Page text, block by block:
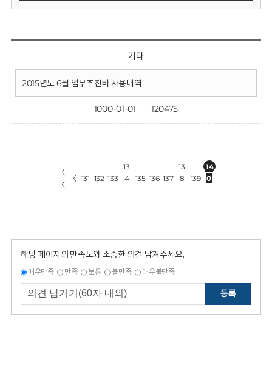
기타
2015년도 6월 업무추진비 사용내역
1000-01-01 120475
〈
〈
〈 131 132 133
13
4
135 136 137
13
8
139
14
0
해당 페이지의 만족도와 소중한 의견 남겨주세요.
매우만족 만족 보통 불만족 매우불만족
등록